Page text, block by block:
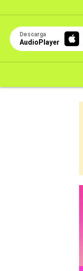
Descarga
AudioPlayer